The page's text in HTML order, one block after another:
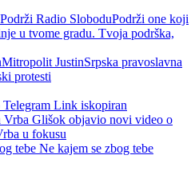
Podrži Radio SloboduPodrži one koji
u tvome gradu. Tvoja podrška,
Mitropolit JustinSrpska pravoslavna
protesti
Telegram Link iskopiran
Glišok objavio novi video o
u fokusu
Ne kajem se zbog tebe